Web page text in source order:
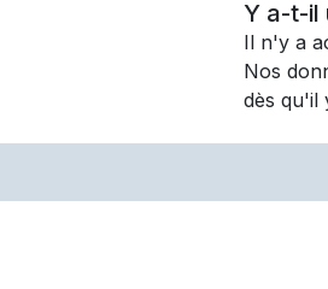
Y a-t-il
Il n'y a
Nos
dès qu'il